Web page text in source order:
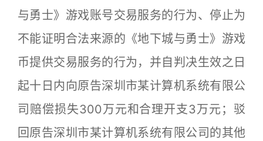
与勇士》游戏账号交易服务的行为、停止为
不能证明合法来源的《地下城与勇士》游戏
币提供交易服务的行为，并自判决生效之日
起十日内向原告深圳市某计算机系统有限公
司赔偿损失300万元和合理开支3万元；驳
回原告深圳市某计算机系统有限公司的其他